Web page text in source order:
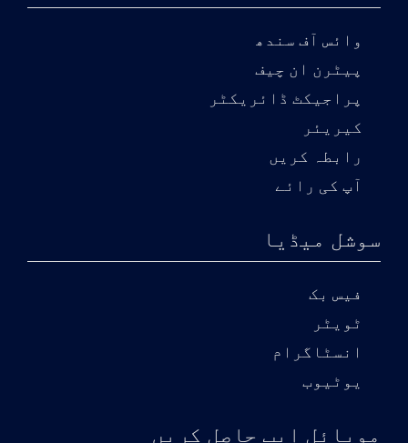
وائس آف سندھ
پیٹرن ان چیف
پراجیکٹ ڈائریکٹر
کیریئر
رابطہ کریں
آپ کی رائے
سوشل میڈیا
فیس بک
ٹویٹر
انسٹاگرام
یوٹیوب
موبائل ایپ حاصل کریں